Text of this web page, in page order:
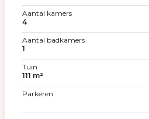
Aantal kamers
4
Aantal badkamers
1
Tuin
111 m²
Parkeren